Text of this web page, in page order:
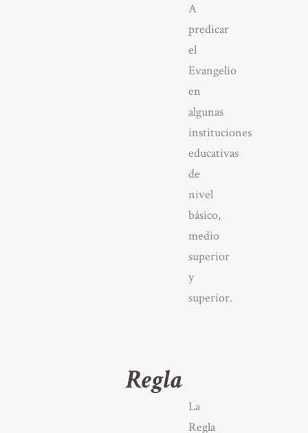
A
predicar
el
Evangelio
en
algunas
instituciones
educativas
de
nivel
básico,
medio
superior
y
superior.
Regla
La
Regla